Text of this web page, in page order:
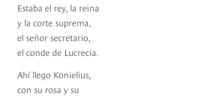
Estaba el rey, la reina
y la corte suprema,
el señor secretario,
el conde de Lucrecia.
Ahí llego Konielius,
con su rosa y su